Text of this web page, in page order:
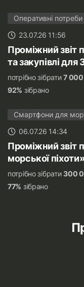
Оперативні
23.07.26 11:56
Проміжний звіт
та закупівлі
потрібно зібрати7
92% зібрано
Смартфони для
06.07.26 14:34
Проміжний звіт
морської
потрібно зібрати300
77% зібрано